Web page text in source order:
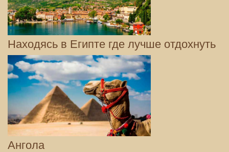
Находясь в Египте где лучше отдохнуть
Ангола